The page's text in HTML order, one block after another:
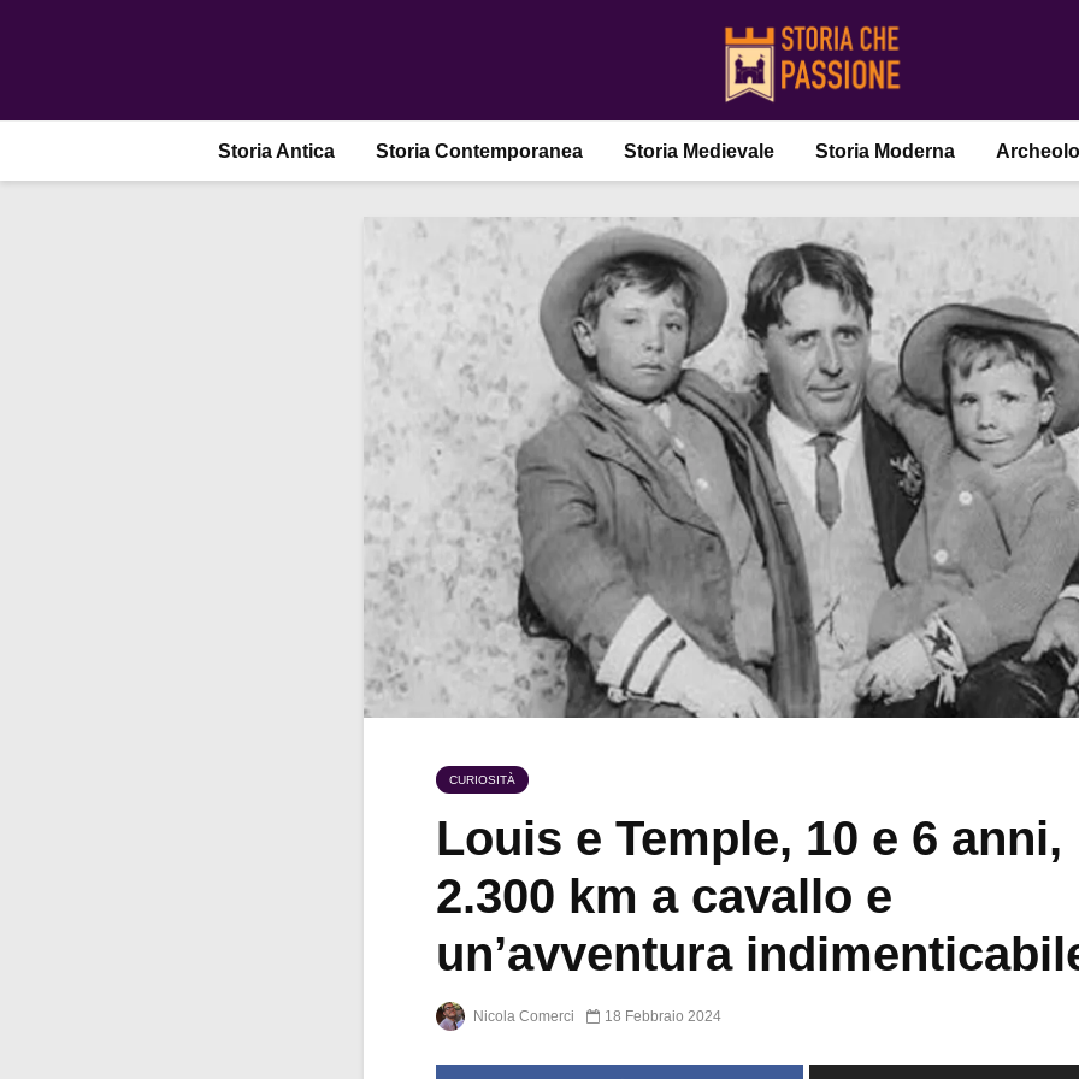
Storia Antica Storia Contemporanea Storia Medievale Storia Moderna
CURIOSITÀ
Louis e Temple, 10 e 6 anni,
2.300 km a cavallo e
un’avventura
Nicola Comerci 18 Febbraio 2024